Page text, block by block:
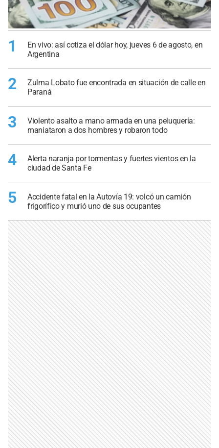
1
En vivo: así cotiza el dólar hoy, jueves 6 de agosto, en
Argentina
2
Zulma Lobato fue encontrada en situación de calle en
Paraná
3
Violento asalto a mano armada en una peluquería:
maniataron a dos hombres y robaron todo
4
Alerta naranja por tormentas y fuertes vientos en la
ciudad de Santa Fe
5
Accidente fatal en la Autovía 19: volcó un camión
frigorífico y murió uno de sus ocupantes